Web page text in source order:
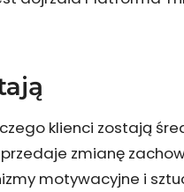
klienci zostają
zmianę
motywacyjne i